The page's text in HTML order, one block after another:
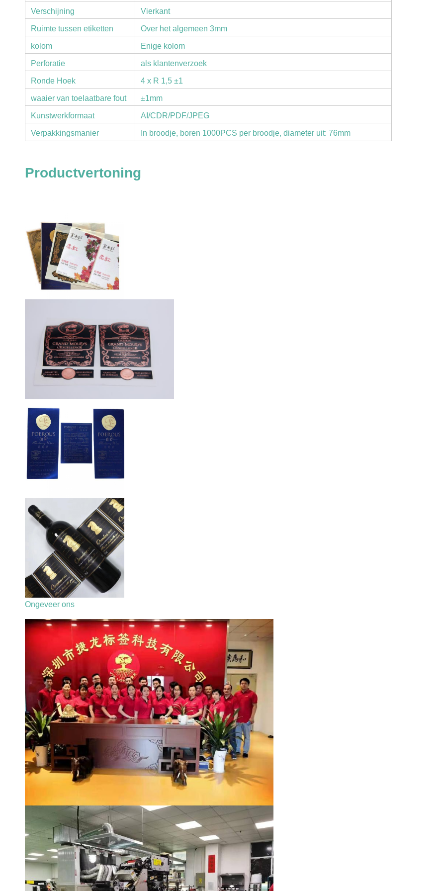
Verschijning Vierkant
Ruimte tussen etiketten Over het algemeen 3mm
kolom Enige kolom
Perforatie als klantenverzoek
Ronde Hoek 4 x R 1,5 ±1
waaier van toelaatbare fout ±1mm
Kunstwerkformaat AI/CDR/PDF/JPEG
Verpakkingsmanier In broodje, boren 1000PCS per broodje, diameter uit: 76mm
Productvertoning
Ongeveer ons